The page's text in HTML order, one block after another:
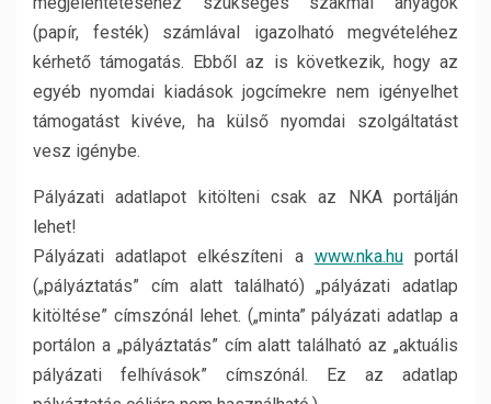
(papír, festék) számlával igazolható megvételéhez
kérhető támogatás. Ebből az is következik, hogy az
egyéb nyomdai kiadások jogcímekre nem igényelhet
támogatást kivéve, ha külső nyomdai szolgáltatást
vesz igénybe.
Pályázati adatlapot kitölteni csak az NKA portálján
lehet!
Pályázati adatlapot elkészíteni a www.nka.huportál
(„pályáztatás” cím alatt található) „pályázati adatlap
kitöltése” címszónál lehet. („minta” pályázati adatlap a
portálon a „pályáztatás” cím alatt található az „aktuális
pályázati felhívások” címszónál. Ez az adatlap